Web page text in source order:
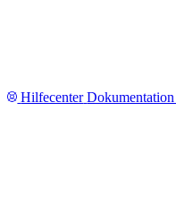
Hilfecenter